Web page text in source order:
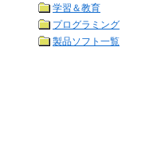
学習＆教育
プログラミング
製品ソフト一覧